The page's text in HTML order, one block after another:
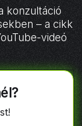
konzultáció
– a cikk
videó